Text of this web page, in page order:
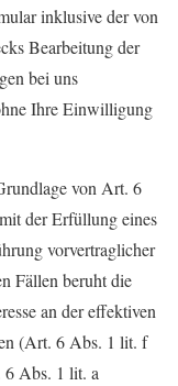
inklusive der von
Bearbeitung der
bei uns
Ihre Einwilligung
von Art. 6
der Erfüllung eines
vorvertraglicher
Fällen beruht die
an der effektiven
(Art. 6 Abs. 1 lit. f
Abs. 1 lit. a